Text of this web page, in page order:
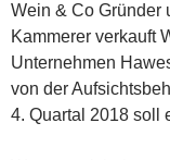
Wein & Co Gründer
Kammerer verkauft
Unternehmen
von der
4. Quartal 2018 soll